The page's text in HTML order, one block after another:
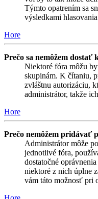
Týmto opatrením sa
výsledkami
Hore
Prečo sa nemôžem dostať
Niektoré fóra môžu
skupinám. K čítaniu,
zvláštnu autorizáciu,
administrátor, takže
Hore
Prečo nemôžem pridávať
Administrátor môže
jednotlivé fóra,
dostatočné
niektoré z nich úplne
vám táto možnosť pri